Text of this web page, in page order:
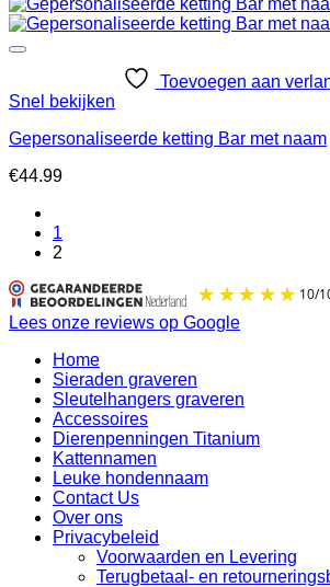
Toevoegen aan
Snel bekijken
Gepersonaliseerde ketting Bar met naam
€44.99
1
2
Lees onze reviews op Google
Home
Sieraden graveren
Sleutelhangers graveren
Accessoires
Dierenpenningen Titanium
Kattennamen
Leuke hondennaam
Contact Us
Over ons
Privacybeleid
Voorwaarden en Levering
Terugbetaal- en